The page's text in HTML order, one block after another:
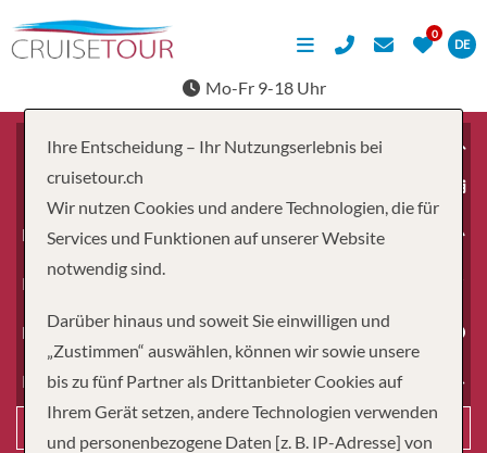
DE
Mo-Fr 9-18 Uhr
Erwachsene
Kinder
Dauer
Reiseart
Ihre Entscheidung – Ihr Nutzungserlebnis bei
cruisetour.ch
Wir nutzen Cookies und andere Technologien, die für
Services und Funktionen auf unserer Website
notwendig sind.
Darüber hinaus und soweit Sie einwilligen und
„Zustimmen“ auswählen, können wir sowie unsere
bis zu fünf Partner als Drittanbieter Cookies auf
Ihrem Gerät setzen, andere Technologien verwenden
und personenbezogene Daten [z. B. IP-Adresse] von